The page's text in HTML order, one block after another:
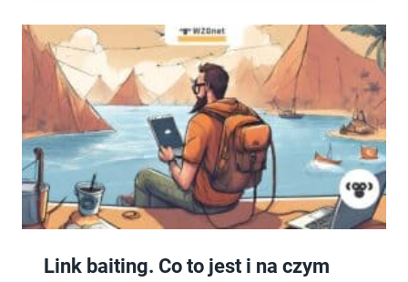
Link baiting. Co to jest i na czym